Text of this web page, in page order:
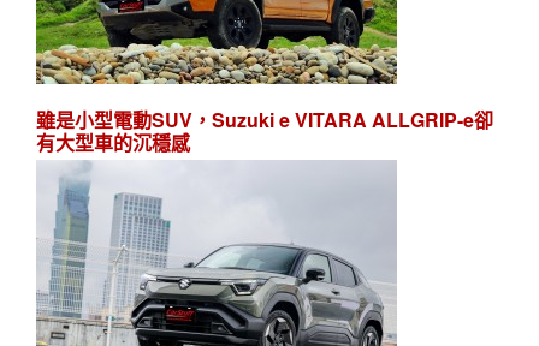
雖是小型電動SUV，Suzuki e VITARA ALLGRIP-e卻
有大型車的沉穩感